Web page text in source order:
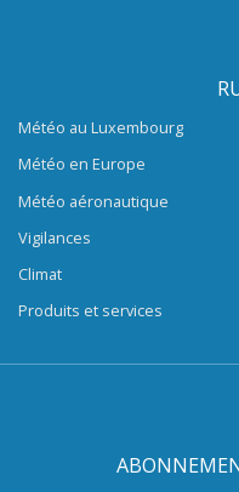
Météo au Luxembourg
Météo en Europe
Météo aéronautique
Vigilances
Climat
Produits et services